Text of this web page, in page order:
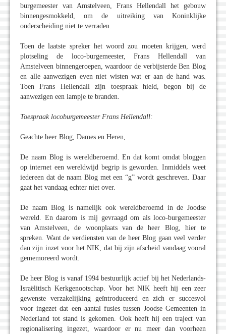
burgemeester van Amstelveen, Frans Hellendall het gebouw
binnengesmokkeld, om de uitreiking van Koninklijke
onderscheiding niet te verraden.
Toen de laatste spreker het woord zou moeten krijgen, werd
plotseling de loco-burgemeester, Frans Hellendall van
Amstelveen binnengeroepen, waardoor de verbijsterde Ben Blog
en alle aanwezigen even niet wisten wat er aan de hand was.
Toen Frans Hellendall zijn toespraak hield, begon bij de
aanwezigen een lampje te branden.
Toespraak locoburgemeester Frans Hellendall:
Geachte heer Blog, Dames en Heren,
De naam Blog is wereldberoemd. En dat komt omdat bloggen
op internet een wereldwijd begrip is geworden. Inmiddels weet
iedereen dat de naam Blog met een “g” wordt geschreven. Daar
gaat het vandaag echter níet over.
De naam Blog is namelijk ook wereldberoemd in de Joodse
wereld. En daarom is mij gevraagd om als loco-burgemeester
van Amstelveen, de woonplaats van de heer Blog, hier te
spreken. Want de verdiensten van de heer Blog gaan veel verder
dan zijn inzet voor het NIK, dat bij zijn afscheid vandaag vooral
gememoreerd wordt.
De heer Blog is vanaf 1994 bestuurlijk actief bij het Nederlands-
Israëlitisch Kerkgenootschap. Voor het NIK heeft hij een zeer
gewenste verzakelijking geïntroduceerd en zich er succesvol
voor ingezet dat een aantal fusies tussen Joodse Gemeenten in
Nederland tot stand is gekomen. Ook heeft hij een traject van
regionalisering ingezet, waardoor er nu meer dan voorheen